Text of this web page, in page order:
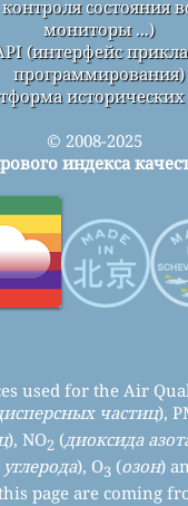
контроля состояния
мониторы ...)
(интерфейс
программирования)
© 2008-2025
индекса
used for the Air
частиц),
), NO2 (диоксида
), O3 (озон)
page are coming